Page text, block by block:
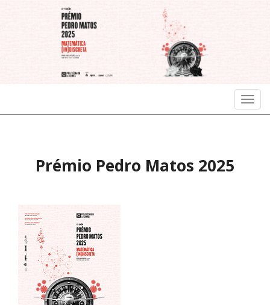
Ver
menu
Prémio Pedro Matos 2025